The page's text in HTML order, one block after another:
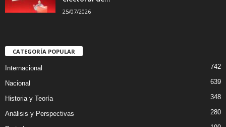
25/07/2026
CATEGORÍA POPULAR
Internacional 742
Nacional 639
Historia y Teoría 348
Análisis y Perspectivas 280